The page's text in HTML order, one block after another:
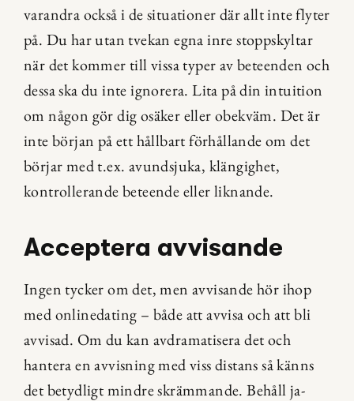
varandra också i de situationer där allt inte flyter
på. Du har utan tvekan egna inre stoppskyltar
när det kommer till vissa typer av beteenden och
dessa ska du inte ignorera. Lita på din intuition
om någon gör dig osäker eller obekväm. Det är
inte början på ett hållbart förhållande om det
börjar med t.ex. avundsjuka, klängighet,
kontrollerande beteende eller liknande.
Acceptera avvisande
Ingen tycker om det, men avvisande hör ihop
med onlinedating – både att avvisa och att bli
avvisad. Om du kan avdramatisera det och
hantera en avvisning med viss distans så känns
det betydligt mindre skrämmande. Behåll ja-